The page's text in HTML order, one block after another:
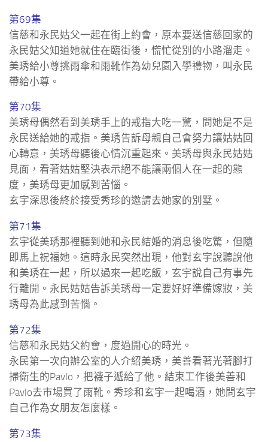
第69集
信慈和永民姑父一起在街上約會，原本要送信慈回家的
永民姑父知道她就住在臨街後，慌忙從別的小路溜走。
美琇給小尊挑雨傘和雨靴作為幼兒園入學禮物，叫永民
帶給小尊。
第70集
美琇母偶然看到美琇手上的戒指大吃一驚，問她是不是
永民送給她的戒指。美琇告訴母親自己會努力讓姑姑回
心轉意，美琇母聽後心情沉重起來。美琇母與永民姑姑
見面，看著姑姑堅決表示絕不能讓兩個人在一起的態
度，美琇母更加感到苦惱。
玄宇深思後終於接受秀珍的邀請去她家的別墅。
第71集
玄宇從美琇那裡聽到她和永民結婚的消息後吃驚，但隨
即馬上祝福她。這時永民突然出現，他對玄宇說聽說他
和美琇在一起，所以過來一起吃飯，玄宇說自己有事先
行離開。永民姑姑告訴美琇母一定要好好準備嫁妝，美
琇母為此感到苦惱。
第72集
信慈和永民姑父約會，度過開心的時光。
永民第一次向辦公室的人介紹美琇，美善看著光著腳打
掃衛生的Pavlo，把襪子遞給了他。結束工作後美善和
Pavlo去市場買了雨靴。秀珍和玄宇一起喝酒，她問玄宇
自己作為女朋友怎麼樣。
第73集